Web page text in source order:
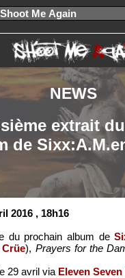
NEWS
extrait
de
2016 , 18h16
du prochain album de
), Prayers for the
29 avril via Eleven